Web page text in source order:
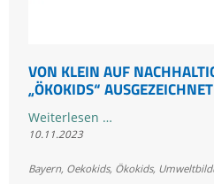
VON KLEIN AUF
„ÖKOKIDS“ AUSGEZEICHNET
Weiterlesen …Von
10.11.2023
Bayern, Oekokids, Ökokids,